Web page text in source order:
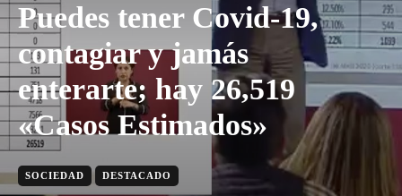
Puedes tener Covid-19,
contagiar y jamás
enterarte; hay 26,519
«Casos Estimados»
SOCIEDAD DESTACADO